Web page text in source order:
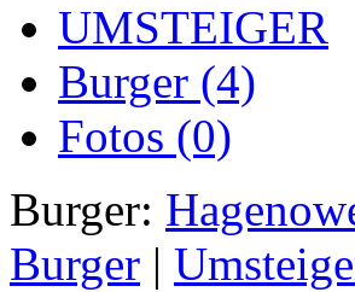
UMSTEIGER
Burger (4)
Fotos (0)
Burger:
Burger |